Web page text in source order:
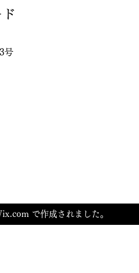
号
で作成されました。